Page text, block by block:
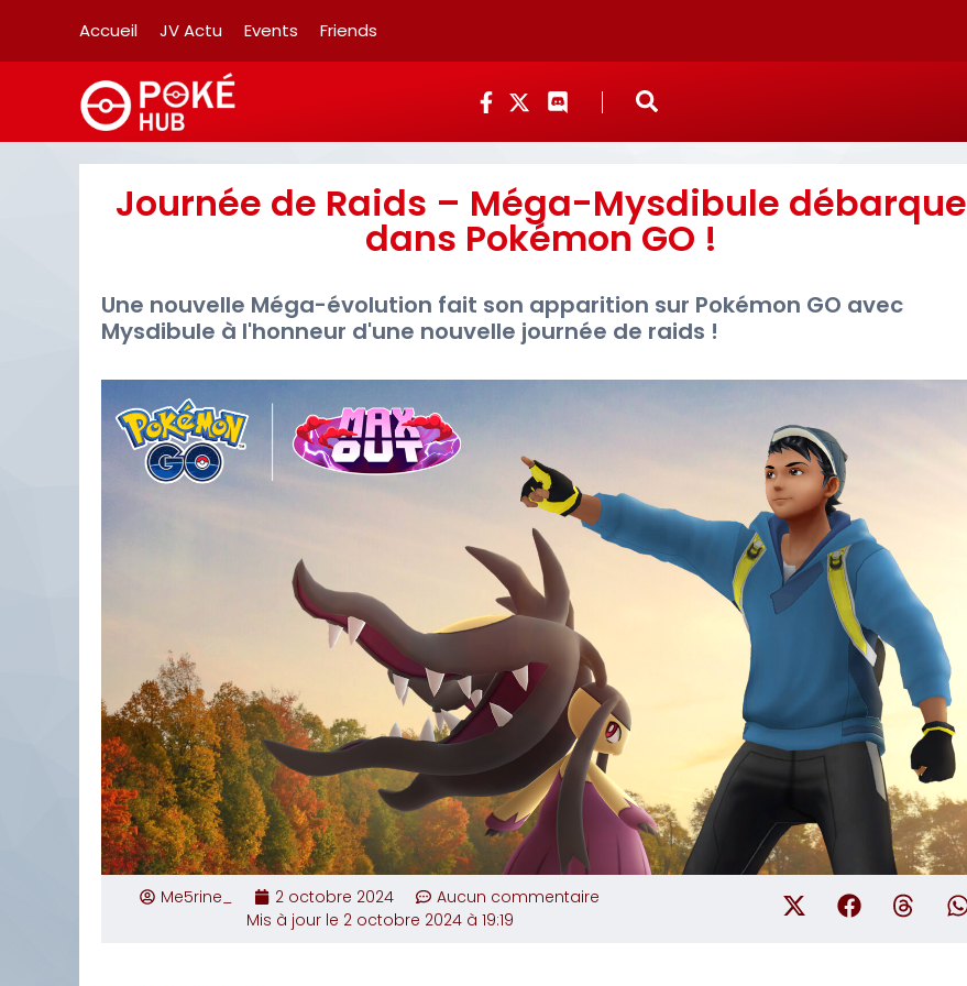
Accueil JV Actu Events Friends
Journée de Raids – Méga-Mysdibule débarque
dans Pokémon GO !
Une nouvelle Méga-évolution fait son apparition sur Pokémon GO avec
Mysdibule à l'honneur d'une nouvelle journée de raids !
Me5rine_ 2 octobre 2024
Aucun commentaire
Mis à jour le 2 octobre 2024 à 19:19